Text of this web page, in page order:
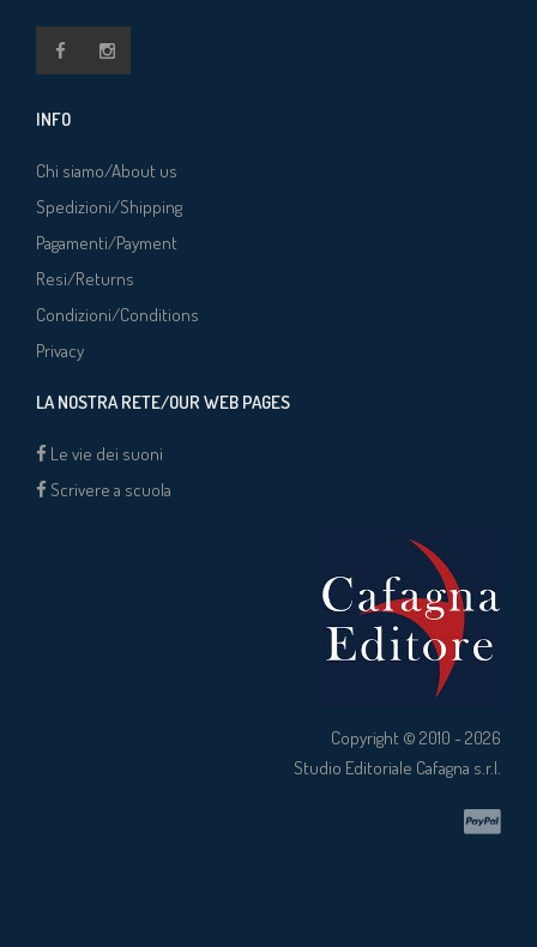
INFO
Chi siamo/About us
Spedizioni/Shipping
Pagamenti/Payment
Resi/Returns
Condizioni/Conditions
Privacy
LA NOSTRA RETE/OUR WEB PAGES
Le vie dei suoni
Scrivere a scuola
Copyright © 2010 - 2026
Studio Editoriale Cafagna s.r.l.